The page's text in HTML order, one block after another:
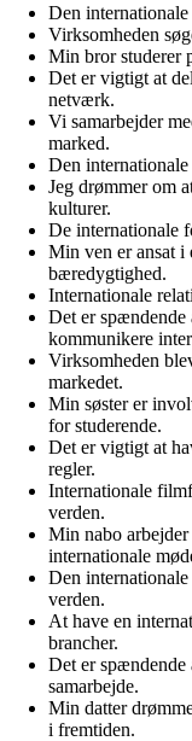
Den
Virksomheden
Min bror studerer
Det er vigtigt at
netværk.
Vi samarbejder
marked.
Den
Jeg drømmer om
kulturer.
De internationale
Min ven er ansat i
bæredygtighed.
Internationale
Det er
kommunikere
Virksomheden
markedet.
Min søster er
for studerende.
Det er vigtigt at
regler.
Internationale
verden.
Min nabo
internationale
Den
verden.
At have en
brancher.
Det er spændende
samarbejde.
Min datter
i fremtiden.